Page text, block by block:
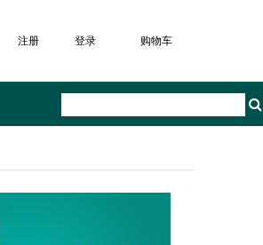
购物车
登录
注册